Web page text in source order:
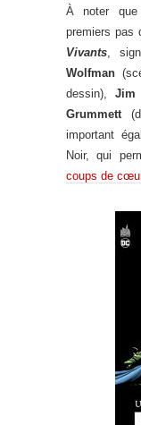
À noter
premiers pas
Vivants,
Wolfman
dessin), Jim
Grummett
important
Noir, qui
coups de